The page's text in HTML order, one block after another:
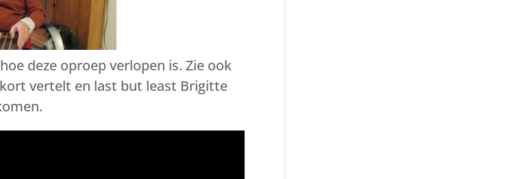
deze oproep verlopen is. Zie ook
vertelt en last but least Brigitte